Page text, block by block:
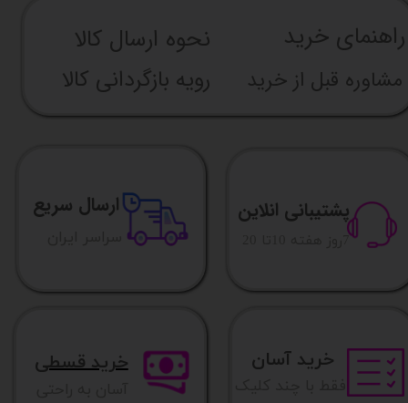
راهنما​​​​​​​​​​​​​​ی خرید نحوه ارسال کالا
مشاوره قبل از خرید رویه بازگردانی کالا
پشتیبانی انلاین
​7روز هفته 10تا 20
ارسال سریع
خرید آسان خرید قسطی